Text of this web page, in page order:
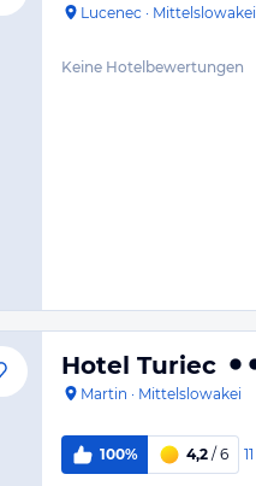
Lucenec · Mittelslowakei
Keine Hotelbewertungen
Hotel Turiec
Martin · Mittelslowakei
100% 4,2 / 6 11